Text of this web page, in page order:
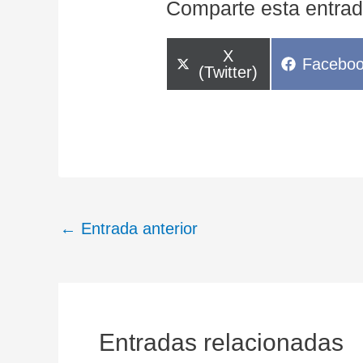
Comparte esta
Compartir
en
X
(Twitter)
← Entrada anterior
Entradas relacionadas